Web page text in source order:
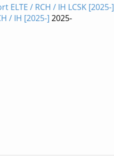
/ RCH / IH LCSK [2025-]
/ IH [2025-] 2025-